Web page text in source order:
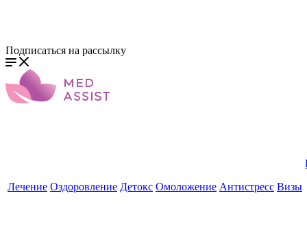
Подписаться на рассылку
Лечение Оздоровление Детокс Омоложение Антистресс Визы